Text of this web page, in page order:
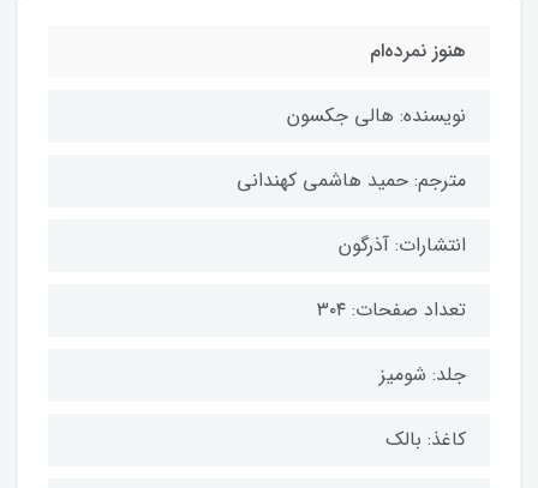
هنوز نمرده‌ام
نویسنده: هالی جکسون
مترجم: حمید هاشمی کهندانی
انتشارات: آذرگون
تعداد صفحات: ۳۰۴
جلد: شومیز
کاغذ: بالک